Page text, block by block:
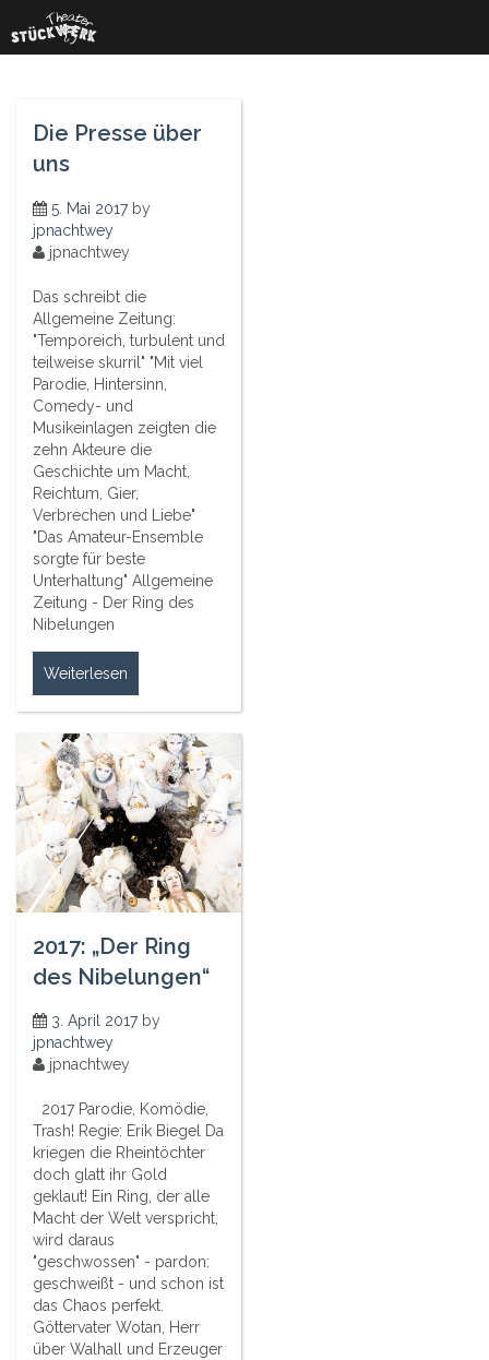
to
content
Die Presse über
uns
5. Mai 2017by
jpnachtwey
jpnachtwey
Das schreibt die
Allgemeine Zeitung:
"Temporeich, turbulent und
teilweise skurril" "Mit viel
Parodie, Hintersinn,
Comedy- und
Musikeinlagen zeigten die
zehn Akteure die
Geschichte um Macht,
Reichtum, Gier,
Verbrechen und Liebe"
"Das Amateur-Ensemble
sorgte für beste
Unterhaltung" Allgemeine
Zeitung - Der Ring des
Nibelungen
Weiterlesen
2017: „Der Ring
des Nibelungen“
3. April 2017by
jpnachtwey
jpnachtwey
2017 Parodie, Komödie,
Trash! Regie: Erik Biegel Da
kriegen die Rheintöchter
doch glatt ihr Gold
geklaut! Ein Ring, der alle
Macht der Welt verspricht,
wird daraus
"geschwossen" - pardon:
geschweißt - und schon ist
das Chaos perfekt.
Göttervater Wotan, Herr
über Walhall und Erzeuger